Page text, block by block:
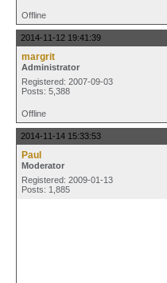
Offline
2014-11-12 19:41:39
margrit
Administrator
Registered: 2007-09-03
Posts: 5,388
Offline
2014-11-14 15:33:53
Paul
Moderator
Registered: 2009-01-13
Posts: 1,885